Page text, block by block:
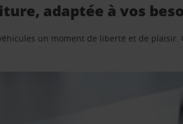
adaptée à vos
un moment de liberté et de